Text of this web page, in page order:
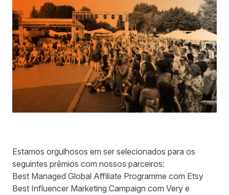
Estamos orgulhosos em ser selecionados para os
seguintes prêmios com nossos parceiros:
Best Managed Global Affiliate Programme com Etsy
Best Influencer Marketing Campaign com Very e